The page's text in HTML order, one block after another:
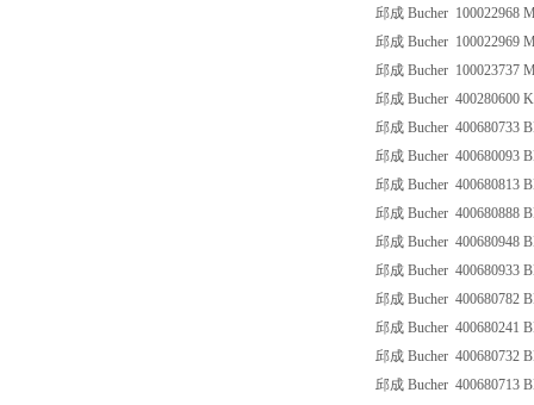
邱成 Bucher 100022968
邱成 Bucher 100022969
邱成 Bucher 100023737
邱成 Bucher 400280600
邱成 Bucher 400680733
邱成 Bucher 400680093
邱成 Bucher 400680813
邱成 Bucher 400680888
邱成 Bucher 400680948
邱成 Bucher 400680933
邱成 Bucher 400680782
邱成 Bucher 400680241
邱成 Bucher 400680732
邱成 Bucher 400680713